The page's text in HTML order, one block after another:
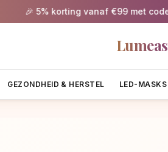
🎉 5% korting vanaf €99 met code
GEZONDHEID & HERSTEL LED-MASKS